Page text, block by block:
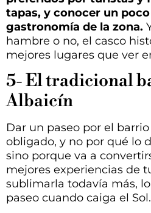
tapas, y conocer un
gastronomía de la zona.
hambre o no, el casco
mejores lugares que ver
5- El tradicional
Albaicín
Dar un paseo por el
obligado, y no por qué lo
sino porque va a
mejores experiencias de
sublimarla todavía más,
paseo cuando caiga el Sol.